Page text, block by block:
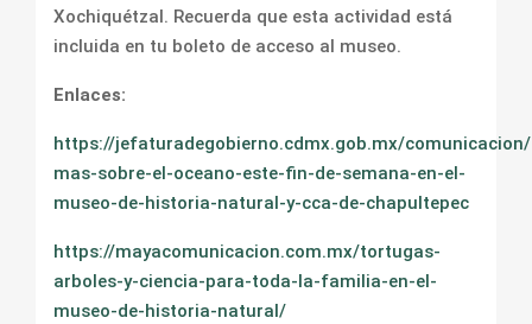
Xochiquétzal. Recuerda que esta actividad está
incluida en tu boleto de acceso al museo.
Enlaces:
https://jefaturadegobierno.cdmx.gob.mx/
mas-sobre-el-oceano-este-fin-de-semana-en-el-
museo-de-historia-natural-y-cca-de-chapultepec
https://mayacomunicacion.com.mx/tortugas-
arboles-y-ciencia-para-toda-la-familia-en-el-
museo-de-historia-natural/